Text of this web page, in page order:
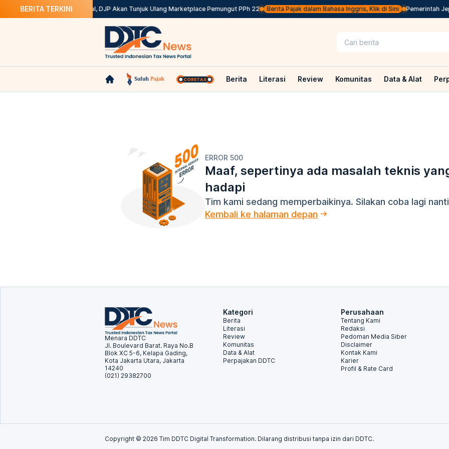
BERITA TERKINI
Ini Solusinya Kepdirjen Batal, DJP Akan Tunjuk Ulang Marketplace Pemungut PPh 22 Berita Pajak dalam Bahasa Inggris, Klik di Sini Pemerintah
Berita Literasi Review Komunitas Data & Alat
ERROR 500
Maaf, sepertinya ada masalah teknis
hadapi
Tim kami sedang memperbaikinya. Silakan coba lagi
Kembali ke halaman depan
Menara DDTC
Jl. Boulevard Barat. Raya No.B
Blok XC 5-6, Kelapa Gading,
Kota Jakarta Utara, Jakarta
14240
(021) 29382700
Kategori
Berita
Literasi
Review
Komunitas
Data & Alat
Perpajakan DDTC
Perusahaan
Tentang Kami
Redaksi
Pedoman Media Siber
Disclaimer
Kontak Kami
Karier
Profil & Rate Card
Copyright © 2026 Tim DDTC Digital Transformation. Dilarang distribusi tanpa izin dari DDTC.